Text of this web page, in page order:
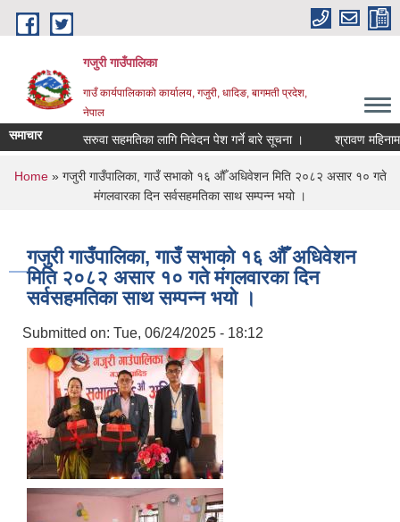
Skip to main content
गजुरी गाउँपालिका
गाउँ कार्यपालिकाको कार्यालय, गजुरी, धादिङ, बागमती प्रदेश,
नेपाल
समाचार सरुवा सहमतिका लागि निवेदन पेश गर्ने बारे सूचना । श्रावण महिनामा
You are here
Home» गजुरी गाउँपालिका, गाउँ सभाको १६ औँ अधिवेशन मिति २०८२ असार १० गते
मंगलवारका दिन सर्वसहमतिका साथ सम्पन्‍न भयो ।
गजुरी गाउँपालिका, गाउँ सभाको १६ औँ अधिवेशन
मिति २०८२ असार १० गते मंगलवारका दिन
सर्वसहमतिका साथ सम्पन्‍न भयो ।
Submitted on: Tue, 06/24/2025 - 18:12